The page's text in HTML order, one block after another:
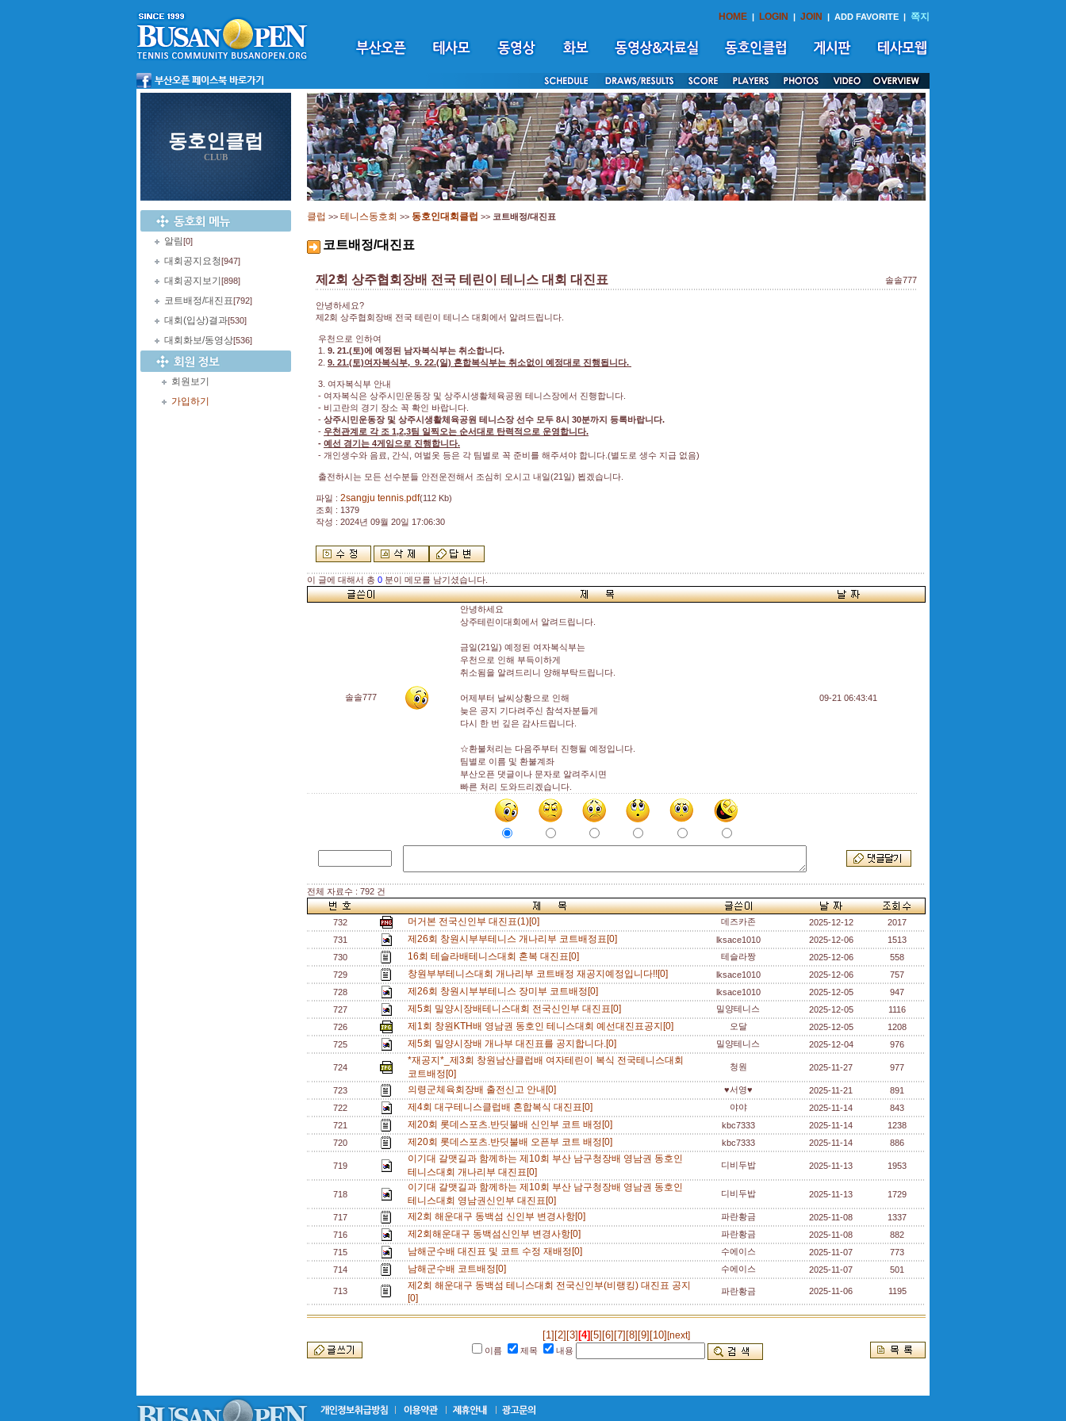
HOME | LOGIN | JOIN | ADD FAVORITE | 쪽지
동호인클럽
CLUB
알림[0]
대회공지요청[947]
대회공지보기 [898]
코트배정/대진표[792]
대회(입상)결과[530]
대회화보/동영상[536]
회원보기
가입하기
클럽 >> 테니스동호회 >> 동호인대회클럽 >> 코트배정/대진표
코트배정/대진표
제2회 상주협회장배 전국 테린이 테니스 대회 대진표 솔솔777
안녕하세요?
제2회 상주협회장배 전국 테린이 테니스 대회에서 알려드립니다.
우천으로 인하여
1. 9. 21.(토)에 예정된 남자복식부는 취소합니다.
2. 9. 21.(토)여자복식부, 9. 22.(일) 혼합복식부는 취소없이 예정대로 진행됩니다.
3. 여자복식부 안내
- 여자복식은 상주시민운동장 및 상주시생활체육공원 테니스장에서 진행합니다.
- 비고란의 경기 장소 꼭 확인 바랍니다.
- 상주시민운동장 및 상주시생활체육공원 테니스장 선수 모두 8시 30분까지 등록바랍니다.
- 우천관계로 각 조 1,2,3팀 일찍오는 순서대로 탄력적으로 운영합니다.
- 예선 경기는 4게임으로 진행합니다.
- 개인생수와 음료, 간식, 여벌옷 등은 각 팀별로 꼭 준비를 해주셔야 합니다.(별도로 생수 지급 없음)
출전하시는 모든 선수분들 안전운전해서 조심히 오시고 내일(21일) 뵙겠습니다.
파일 : 2sangju tennis.pdf(112 Kb)
조회 : 1379
작성 : 2024년 09월 20일 17:06:30
이 글에 대해서 총 0 분이 메모를 남기셨습니다.
솔솔777
안녕하세요
상주테린이대회에서 알려드립니다.
금일(21일) 예정된 여자복식부는
우천으로 인해 부득이하게
취소됨을 알려드리니 양해부탁드립니다.
어제부터 날씨상황으로 인해
늦은 공지 기다려주신 참석자분들게
다시 한 번 깊은 감사드립니다.
☆환불처리는 다음주부터 진행될 예정입니다.
팀별로 이름 및 환불계좌
부산오픈 댓글이나 문자로 알려주시면
빠른 처리 도와드리겠습니다.
09-21 06:43:41
전체 자료수 : 792 건
732 머거본 전국신인부 대진표(1)[0] 데즈카존 2025-12-12
2017
731
제26회 창원시부부테니스 개나리부 코트배정표[0] lksace1010 2025-12-06
1513
730
16회 테슬라배테니스대회 혼복 대진표[0] 테슬라짱 2025-12-06
558
729
창원부부테니스대회 개나리부 코트배정 재공지예정입니다!![0] lksace1010 2025-12-06
757
728
제26회 창원시부부테니스 장미부 코트배정[0] lksace1010 2025-12-05
947
727
제5회 밀양시장배테니스대회 전국신인부 대진표[0] 밀양테니스 2025-12-05
1116
726
제1회 창원KTH배 영남권 동호인 테니스대회 예선대진표공지[0] 오달 2025-12-05
1208
725
제5회 밀양시장배 개나부 대진표를 공지합니다.[0] 밀양테니스 2025-12-04 976
724
*재공지*_제3회 창원남산클럽배 여자테린이 복식 전국테니스대회
코트배정[0]
청원 2025-11-27 977
723 의령군체육회장배 출전신고 안내[0] ♥서영♥ 2025-11-21
891
722
제4회 대구테니스클럽배 혼합복식 대진표[0] 야야 2025-11-14
843
721
제20회 롯데스포츠.반딧불배 신인부 코트 배정[0] kbc7333 2025-11-14
1238
720
제20회 롯데스포츠.반딧불배 오픈부 코트 배정[0] kbc7333 2025-11-14 886
719
이기대 갈맷길과 함께하는 제10회 부산 남구청장배 영남권 동호인
테니스대회 개나리부 대진표[0]
디비두밥 2025-11-13 1953
718
이기대 갈맷길과 함께하는 제10회 부산 남구청장배 영남권 동호인
테니스대회 영남권신인부 대진표[0]
디비두밥 2025-11-13 1729
717 제2회 해운대구 동백섬 신인부 변경사항[0] 파란황금 2025-11-08
1337
716
제2회해운대구 동백섬신인부 변경사항[0] 파란황금 2025-11-08
882
715
남해군수배 대진표 및 코트 수정 재배정[0] 수에이스 2025-11-07
773
714
남해군수배 코트배정[0] 수에이스 2025-11-07 501
713
제2회 해운대구 동백섬 테니스대회 전국신인부(비랭킹) 대진표 공지
[0]
파란황금 2025-11-06 1195
[1] [2] [3] [4] [5] [6] [7] [8] [9] [10] [next]
이름 제목 내용